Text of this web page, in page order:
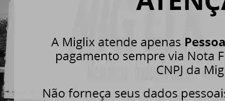
Desde os
avaliação
especial para
resíduos
cuidar da parte
para descarte